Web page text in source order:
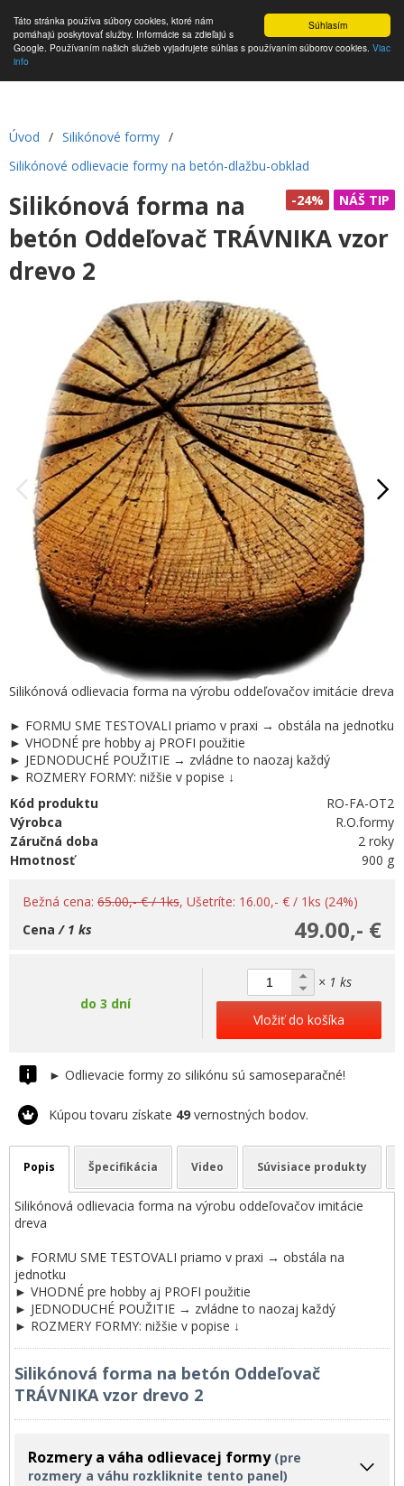
Súhlasím
Táto stránka používa súbory cookies, ktoré nám
pomáhajú poskytovať služby. Informácie sa zdieľajú s
Google. Používaním našich služieb vyjadrujete súhlas s používaním súborov cookies. Viac
info
Úvod / Silikónové formy /
Silikónové odlievacie formy na betón-dlažbu-obklad
NÁŠ TIP
-24%
Silikónová forma na
betón Oddeľovač TRÁVNIKA vzor
drevo 2
Silikónová odlievacia forma na výrobu oddeľovačov imitácie dreva
► FORMU SME TESTOVALI priamo v praxi → obstála na jednotku
► VHODNÉ pre hobby aj PROFI použitie
► JEDNODUCHÉ POUŽITIE → zvládne to naozaj každý
► ROZMERY FORMY: nižšie v popise ↓
Kód produktu
RO-FA-OT2
Výrobca
R.O.formy
Záručná doba
2 roky
Hmotnosť
900 g
Bežná cena: 65.00,- € / 1ks, Ušetríte: 16.00,- € / 1ks (24%)
49.00,- €
Cena / 1 ks
do 3 dní
× 1 ks
Vložiť do košíka
► Odlievacie formy zo silikónu sú samoseparačné!
Kúpou tovaru získate 49 vernostných bodov.
Popis Špecifikácia Video Súvisiace produkty
Silikónová odlievacia forma na výrobu oddeľovačov imitácie
dreva
► FORMU SME TESTOVALI priamo v praxi → obstála na
jednotku
► VHODNÉ pre hobby aj PROFI použitie
► JEDNODUCHÉ POUŽITIE → zvládne to naozaj každý
► ROZMERY FORMY: nižšie v popise ↓
Silikónová forma na betón Oddeľovač
TRÁVNIKA vzor drevo 2
Rozmery a váha odlievacej formy (pre
rozmery a váhu rozkliknite tento panel)